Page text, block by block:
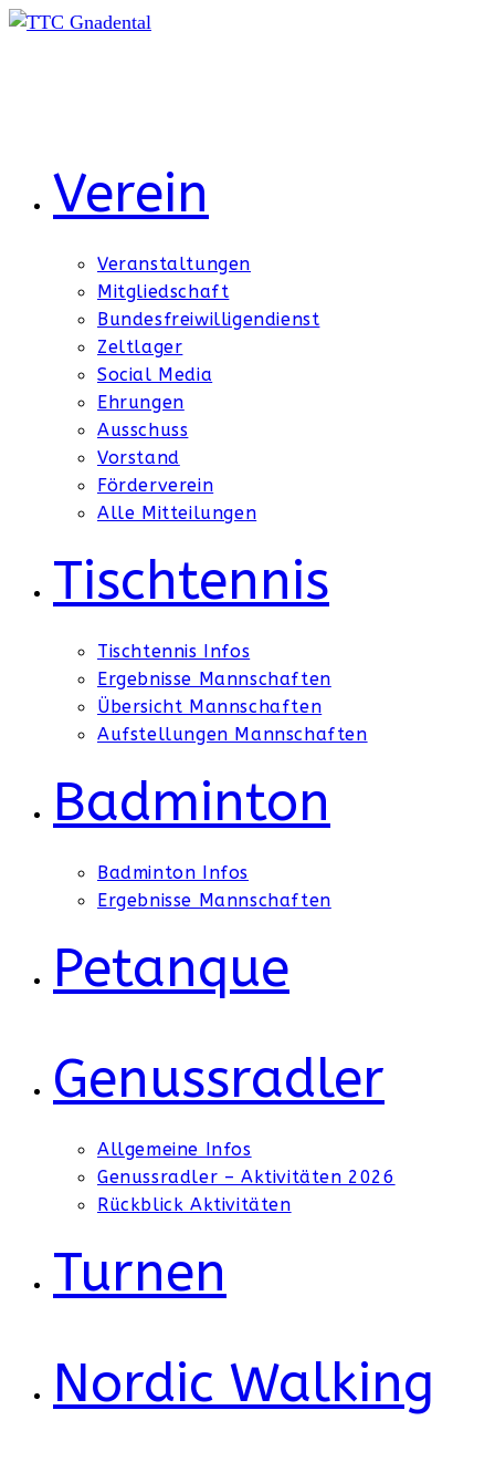
Zum
Verein
Veranstaltungen
Mitgliedschaft
Bundesfreiwilligendienst
Zeltlager
Social Media
Ehrungen
Ausschuss
Vorstand
Förderverein
Alle Mitteilungen
Tischtennis
Tischtennis Infos
Ergebnisse Mannschaften
Übersicht Mannschaften
Aufstellungen Mannschaften
Badminton
Badminton Infos
Ergebnisse Mannschaften
Petanque
Genussradler
Allgemeine Infos
Genussradler – Aktivitäten 2026
Rückblick Aktivitäten
Turnen
Nordic Walking